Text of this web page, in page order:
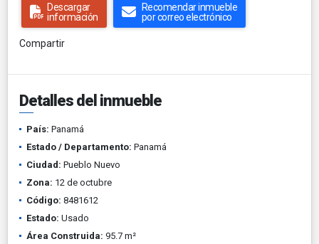
Descargar
información
Recomendar inmueble
por correo electrónico
Compartir
Detalles del inmueble
País: Panamá
Estado / Departamento: Panamá
Ciudad: Pueblo Nuevo
Zona: 12 de octubre
Código: 8481612
Estado: Usado
Área Construida: 95.7 m²